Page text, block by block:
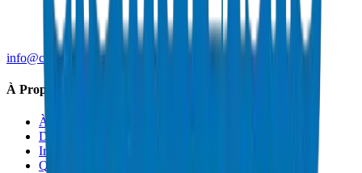
info@crownplasticuae.com
À Propos de Crown
À Propos
Durabilité
Innovation
Qualité et Certifications